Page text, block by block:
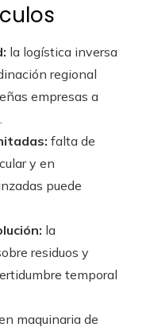
la logística inversa
regional
empresas a
falta de
y en
puede
la
residuos y
temporal
maquinaria de